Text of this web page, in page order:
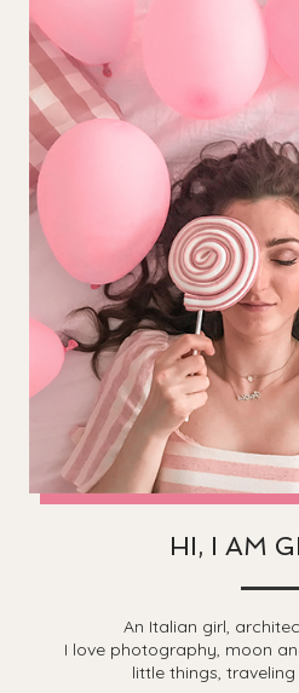
HI, I AM
An Italian girl,
I love photography, moon
little things,